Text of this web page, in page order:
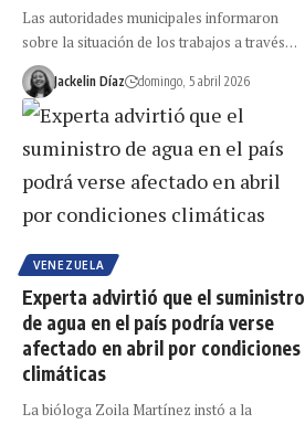
Las autoridades municipales informaron
sobre la situación de los trabajos a través…
Jackelin Díaz domingo, 5 abril 2026
VENEZUELA
Experta advirtió que el suministro
de agua en el país podría verse
afectado en abril por condiciones
climáticas
La bióloga Zoila Martínez instó a la